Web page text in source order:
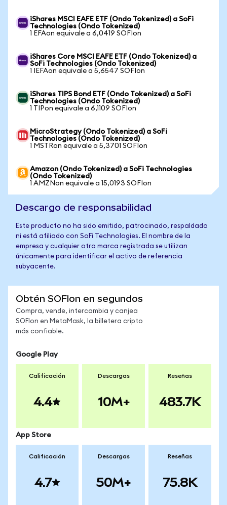
iShares MSCI EAFE ETF (Ondo Tokenized) a SoFi
Technologies (Ondo Tokenized)
1 EFAon equivale a 6,0419 SOFIon
iShares Core MSCI EAFE ETF (Ondo Tokenized) a
SoFi Technologies (Ondo Tokenized)
1 IEFAon equivale a 5,6547 SOFIon
iShares TIPS Bond ETF (Ondo Tokenized) a SoFi
Technologies (Ondo Tokenized)
1 TIPon equivale a 6,1109 SOFIon
MicroStrategy (Ondo Tokenized) a SoFi
Technologies (Ondo Tokenized)
1 MSTRon equivale a 5,3701 SOFIon
Amazon (Ondo Tokenized) a SoFi Technologies
(Ondo Tokenized)
1 AMZNon equivale a 15,0193 SOFIon
Descargo de responsabilidad
Este producto no ha sido emitido, patrocinado, respaldado
ni está afiliado con SoFi Technologies. El nombre de la
empresa y cualquier otra marca registrada se utilizan
únicamente para identificar el activo de referencia
subyacente.
Obtén SOFIon en segundos
Compra, vende, intercambia y canjea
SOFIon en MetaMask, la billetera cripto
más confiable.
Google Play
Calificación
4.4
Descargas
10M+
Reseñas
483.7K
App Store
Calificación
4.7
Descargas
50M+
Reseñas
75.8K